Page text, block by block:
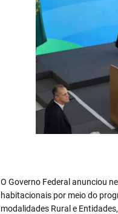
O Governo Federal anunciou
habitacionais por meio do
modalidades Rural e